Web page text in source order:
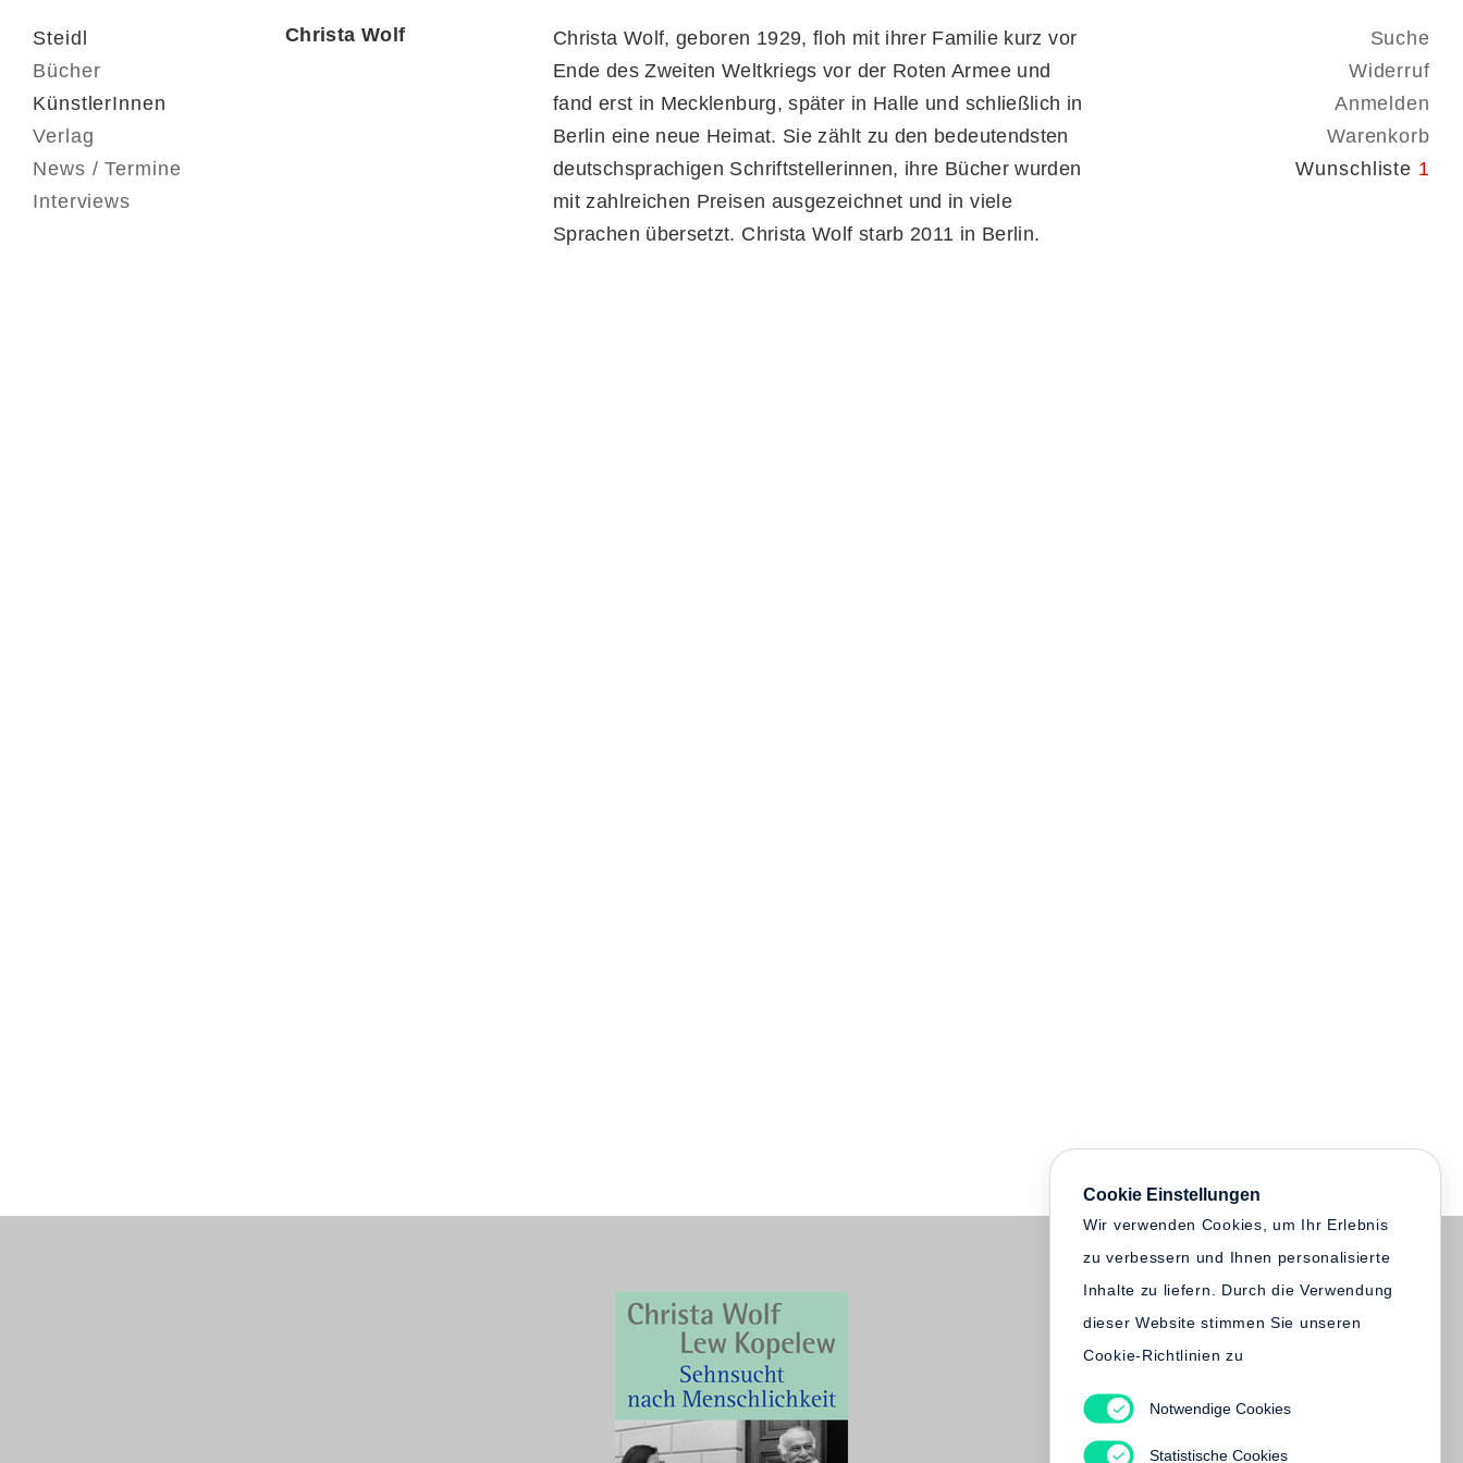
Steidl
Bücher
KünstlerInnen
Verlag
News / Termine
Interviews
Suche
Widerruf
Anmelden
Warenkorb
Wunschliste 1
Christa Wolf
Christa Wolf, geboren 1929, floh mit ihrer Familie kurz vor
Ende des Zweiten Weltkriegs vor der Roten Armee und
fand erst in Mecklenburg, später in Halle und schließlich in
Berlin eine neue Heimat. Sie zählt zu den bedeutendsten
deutschsprachigen Schriftstellerinnen, ihre Bücher wurden
mit zahlreichen Preisen ausgezeichnet und in viele
Sprachen übersetzt. Christa Wolf starb 2011 in Berlin.
Cookie Einstellungen
Wir verwenden Cookies, um Ihr Erlebnis
zu verbessern und Ihnen personalisierte
Inhalte zu liefern. Durch die Verwendung
dieser Website stimmen Sie unseren
Cookie-Richtlinien zu
Notwendige Cookies
Statistische Cookies